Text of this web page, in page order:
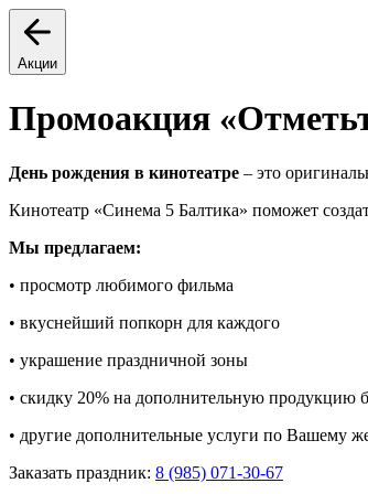
Акции
Промоакция
День рождения в кинотеатре – это
Кинотеатр «Синема 5 Балтика» поможет
Мы предлагаем:
• просмотр любимого фильма
• вкуснейший попкорн для каждого
• украшение праздничной зоны
• скидку 20% на дополнительную продукцию
• другие дополнительные услуги по Вашему
Заказать праздник: 8 (985) 071-30-67